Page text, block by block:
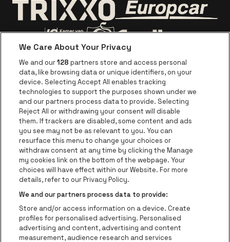
Visitez le site de Trixxo
Visitez le site de Voka Limburg
Visitez le site de Jupiler
Visitez le site de Coca-Cola
Visitez le site de Red Bull
Visitez le
Visitez le site de Champagne Pommery
Visitez le site de Le
Visitez le site de Le logo Lillet en
Visitez le site de
Visitez le site de Holiday Inn
Visitez le site de
Visitez le
Trixxo Theater Hasselt fait partie debe•at
Trixxo Theater Hasselt
Gouverneur Verwilghensingel 70, 3500 Hasselt
Be-At Venues
Schijnpoortweg 119, 2170 Anvers
BTW (BE) 0461.051.688 - RPR Antwerpen
We Care About Your Privacy
We and our128 partners store and access personal
data, like browsing data or unique identifiers, on your
device. Selecting Accept All enables tracking
technologies to support the purposes shown under we
and our partners process data to provide. Selecting
Reject All or withdrawing your consent will disable
them. If trackers are disabled, some content and ads
you see may not be as relevant to you. You can
resurface this menu to change your choices or
withdraw consent at any time by clicking the Manage
my cookies link on the bottom of the webpage. Your
choices will have effect within our Website. For more
details, refer to our Privacy Policy.
We and our partners process data to provide:
Store and/or access information on a device. Create
profiles for personalised advertising. Personalised
advertising and content, advertising and content
measurement, audience research and services